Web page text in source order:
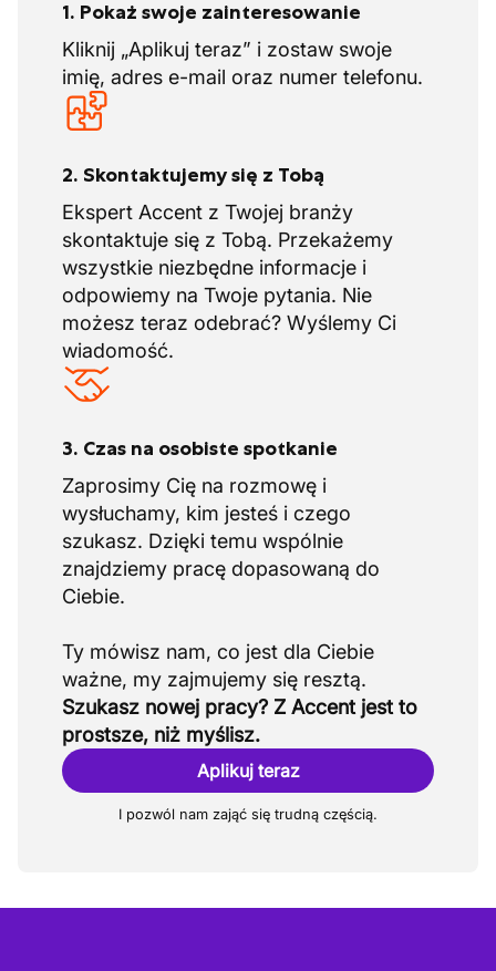
1. Pokaż swoje zainteresowanie
Kliknij „Aplikuj teraz” i zostaw swoje
imię, adres e-mail oraz numer telefonu.
2. Skontaktujemy się z Tobą
Ekspert Accent z Twojej branży
skontaktuje się z Tobą. Przekażemy
wszystkie niezbędne informacje i
odpowiemy na Twoje pytania. Nie
możesz teraz odebrać? Wyślemy Ci
wiadomość.
3. Czas na osobiste spotkanie
Zaprosimy Cię na rozmowę i
wysłuchamy, kim jesteś i czego
szukasz. Dzięki temu wspólnie
znajdziemy pracę dopasowaną do
Ciebie.
Ty mówisz nam, co jest dla Ciebie
Szukasz nowej pracy? Z Accent jest to
prostsze, niż myślisz.
Aplikuj teraz
I pozwól nam zająć się trudną częścią.